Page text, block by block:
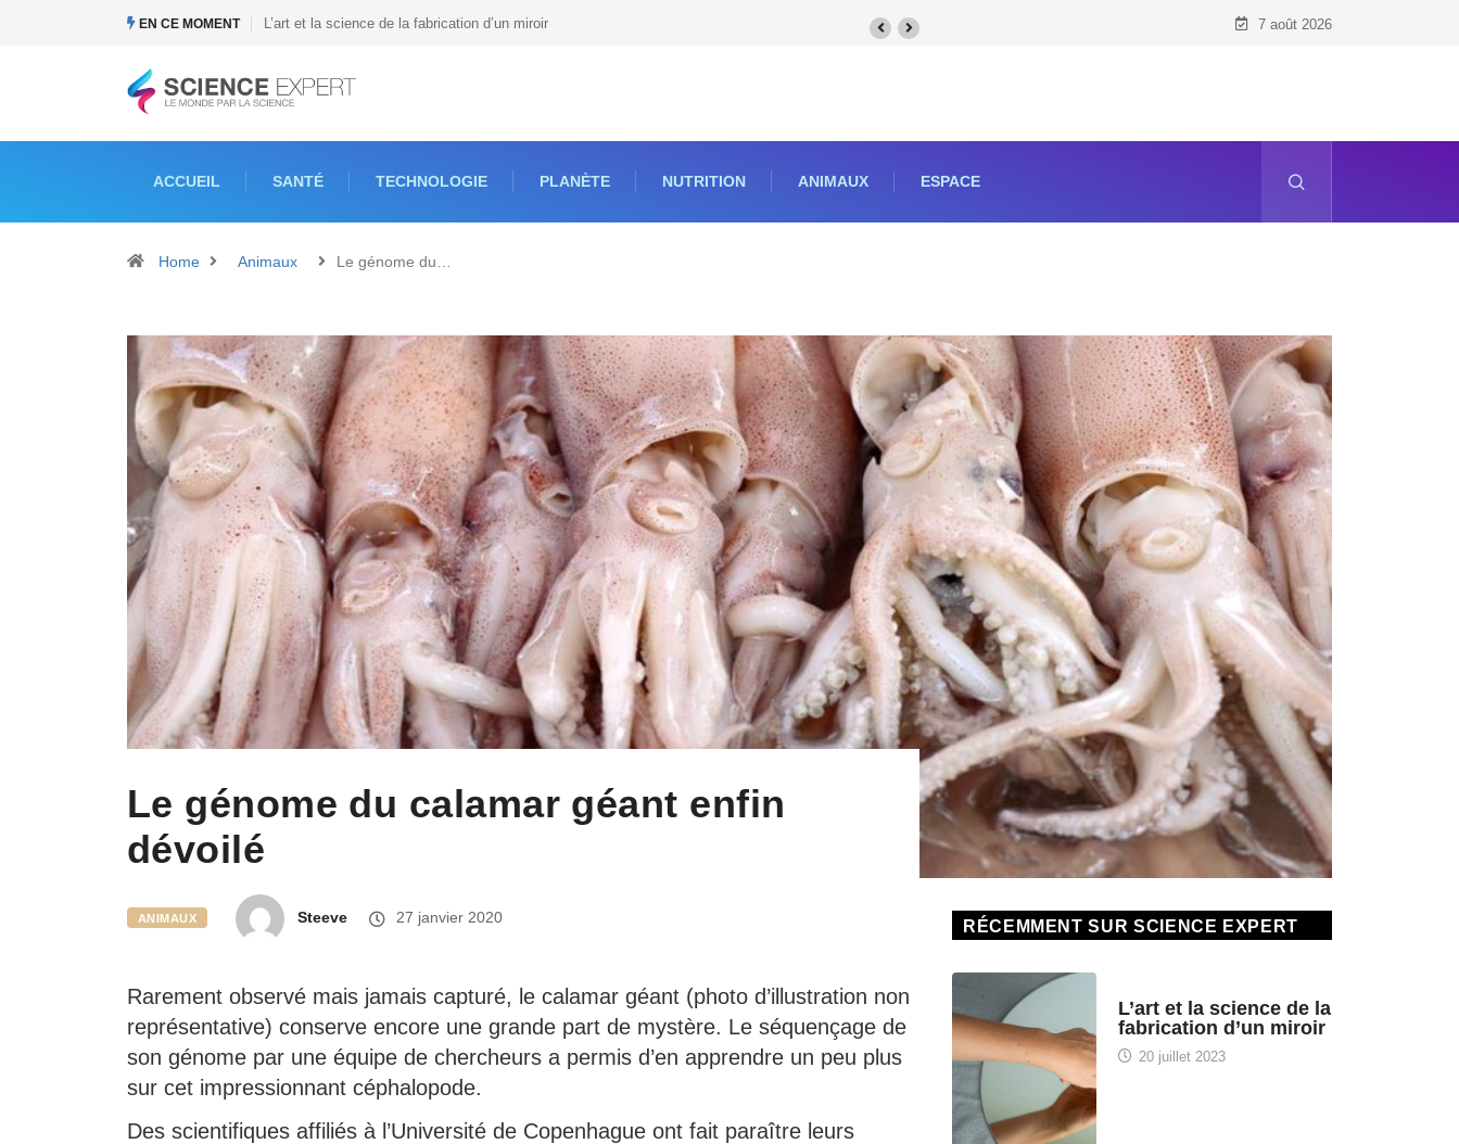
EN CE MOMENT Quel est le prix du Tesla Cybertruck ? 7 août 2026
ACCUEIL SANTÉ TECHNOLOGIE PLANÈTE NUTRITION ANIMAUX ESPACE
Home Animaux Le génome du…
Le génome du calamar géant enfin
dévoilé
ANIMAUX Steeve 27 janvier 2020
Rarement observé mais jamais capturé, le calamar géant (photo d’illustration non
représentative) conserve encore une grande part de mystère. Le séquençage de
son génome par une équipe de chercheurs a permis d’en apprendre un peu plus
sur cet impressionnant céphalopode.
Des scientifiques affiliés à l’Université de Copenhague ont fait paraître leurs
RÉCEMMENT SUR SCIENCE EXPERT
L’art et la science de la
fabrication d’un miroir
20 juillet 2023